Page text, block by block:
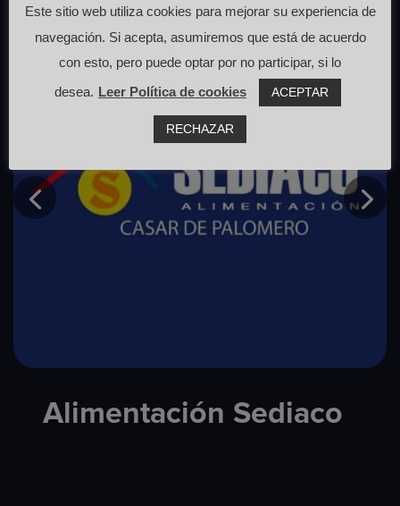
Alimentación Sediaco
Este sitio web utiliza cookies para mejorar su experiencia de
navegación. Si acepta, asumiremos que está de acuerdo
con esto, pero puede optar por no participar, si lo
desea. Leer Política de cookies ACEPTAR
RECHAZAR